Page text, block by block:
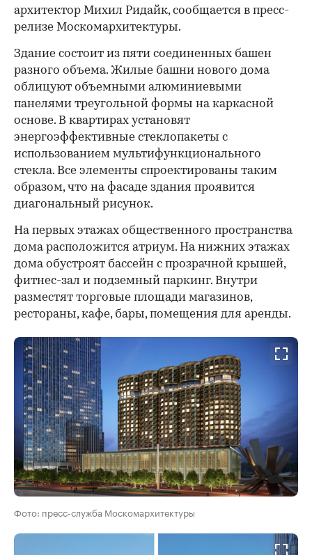
архитектор Михил Ридайк, сообщается в пресс-
релизе Москомархитектуры.
Здание состоит из пяти соединенных башен
разного объема. Жилые башни нового дома
облицуют объемными алюминиевыми
панелями треугольной формы на каркасной
основе. В квартирах установят
энергоэффективные стеклопакеты с
использованием мультифункционального
стекла. Все элементы спроектированы таким
образом, что на фасаде здания проявится
диагональный рисунок.
На первых этажах общественного пространства
дома расположится атриум. На нижних этажах
дома обустроят бассейн с прозрачной крышей,
фитнес-зал и подземный паркинг. Внутри
разместят торговые площади магазинов,
рестораны, кафе, бары, помещения для аренды.
Фото: пресс-служба Москомархитектуры